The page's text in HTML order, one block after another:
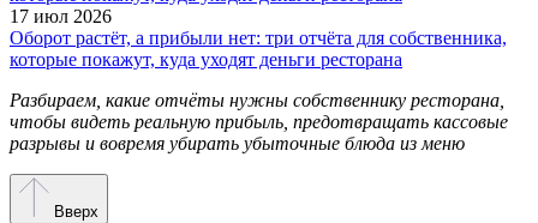
17 июл 2026
Оборот растёт, а прибыли нет: три отчёта для собственника,
которые покажут, куда уходят деньги ресторана
Разбираем, какие отчёты нужны собственнику ресторана,
чтобы видеть реальную прибыль, предотвращать кассовые
разрывы и вовремя убирать убыточные блюда из меню
Вверх